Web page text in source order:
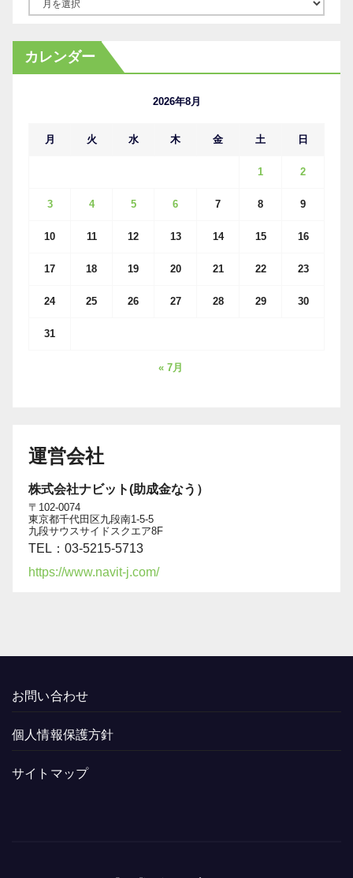
カ
イ
カレンダー
2026年8月
月 火 水 木 金 土 日
1 2
3 4 5 6 7 8 9
10 11 12 13 14 15 16
17 18 19 20 21 22 23
24 25 26 27 28 29 30
31
« 7月
運営会社
株式会社ナビット(助成金なう）
〒102-0074
東京都千代田区九段南1-5-5
九段サウスサイドスクエア8F
TEL：03-5215-5713
https://www.navit-j.com/
お問い合わせ
個人情報保護方針
サイトマップ